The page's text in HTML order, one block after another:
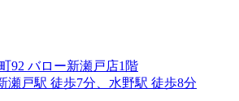
92 バロー新瀬戸店1階
瀬戸駅 徒歩7分、水野駅 徒歩8分